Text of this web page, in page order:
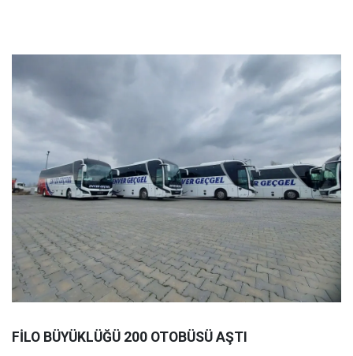
FİLO BÜYÜKLÜĞÜ 200 OTOBÜSÜ AŞTI